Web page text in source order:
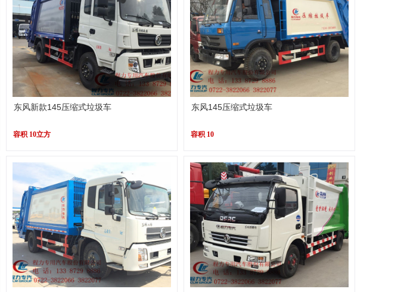
东风新款145压缩式垃圾车
容积 10立方
东风145压缩式垃圾车
容积 10